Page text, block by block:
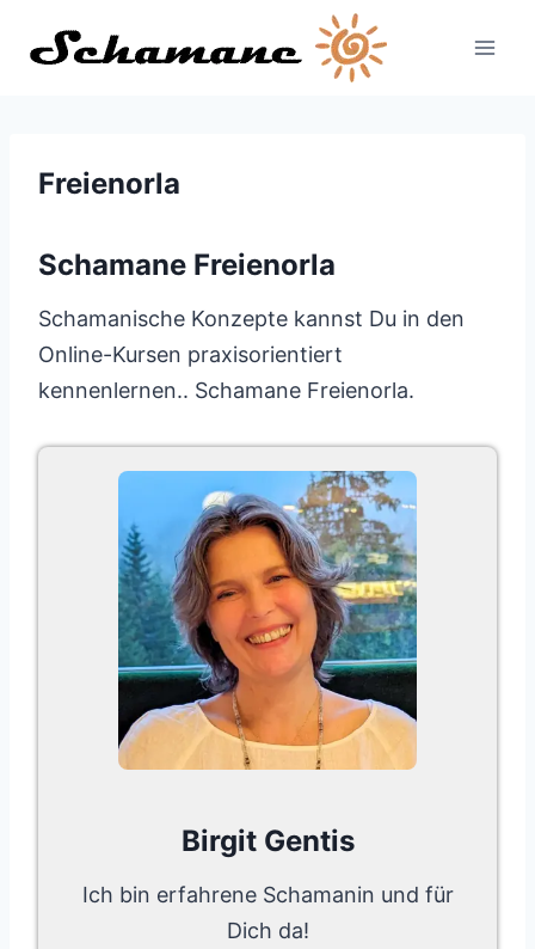
Inhalt
Freienorla
Schamane Freienorla
Schamanische Konzepte kannst Du in den
Online-Kursen praxisorientiert
kennenlernen.. Schamane Freienorla.
Birgit Gentis
Ich bin erfahrene Schamanin und für
Dich da!